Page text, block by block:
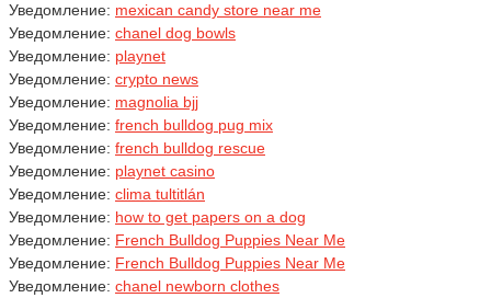
Уведомление: mexican candy store near me
Уведомление: chanel dog bowls
Уведомление: playnet
Уведомление: crypto news
Уведомление: magnolia bjj
Уведомление: french bulldog pug mix
Уведомление: french bulldog rescue
Уведомление: playnet casino
Уведомление: clima tultitlán
Уведомление: how to get papers on a dog
Уведомление: French Bulldog Puppies Near Me
Уведомление: French Bulldog Puppies Near Me
Уведомление: chanel newborn clothes